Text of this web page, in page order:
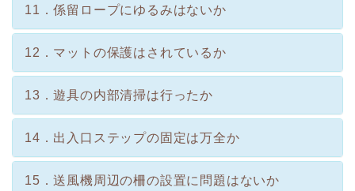
11．係留ロープにゆるみはないか
12．マットの保護はされているか
13．遊具の内部清掃は行ったか
14．出入口ステップの固定は万全か
15．送風機周辺の柵の設置に問題はないか